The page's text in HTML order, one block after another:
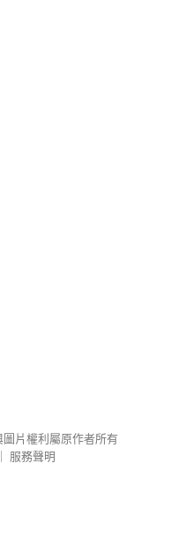
圖片權利屬原作者所有
服務聲明